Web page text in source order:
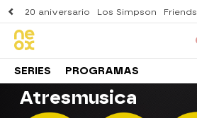
20 aniversario Los Simpson Friends
SERIES PROGRAMAS
Atresmusica